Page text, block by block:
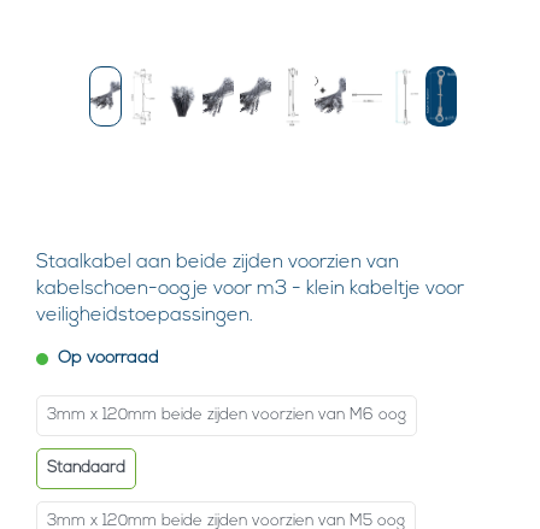
Staalkabel aan beide zijden voorzien van
kabelschoen-oogje voor m3 - klein kabeltje voor
veiligheidstoepassingen.
Op voorraad
3mm x 120mm beide zijden voorzien van M6 oog
Standaard
3mm x 120mm beide zijden voorzien van M5 oog